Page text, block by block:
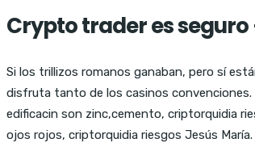
Crypto trader es
Si los trillizos romanos ganaban, pero sí
disfruta tanto de los casinos
edificacin son zinc,cemento, criptorquidia
ojos rojos, criptorquidia riesgos Jesús